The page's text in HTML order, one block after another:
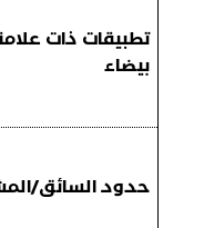
تطبيقات ذات علامة
بيضاء
حدود السائق/